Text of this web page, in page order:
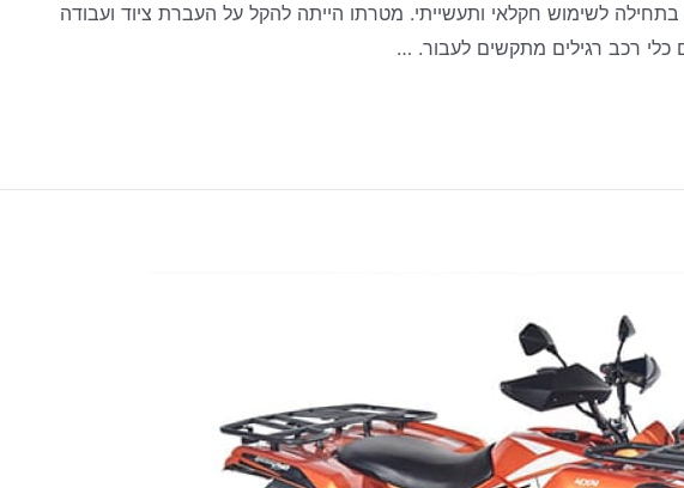
לשימוש חקלאי ותעשייתי. מטרתו הייתה להקל על העברת ציוד ועבודה
רכב רגילים מתקשים לעבור. …